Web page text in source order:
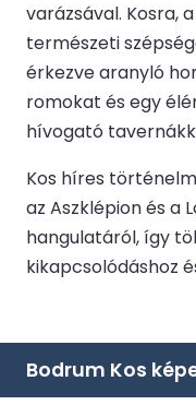
varázsával. Kosra,
természeti
érkezve aranyló
romokat és egy
hívogató
Kos híres
az Aszklépion és a
hangulatáról, így
kikapcsolódáshoz
Bodrum Kos